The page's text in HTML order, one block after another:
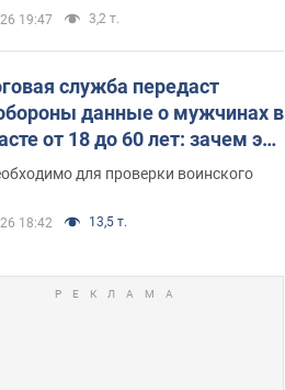
19:47 3,2 т.
служба передаст
данные о мужчинах в
от 18 до 60 лет: зачем это
для проверки воинского
18:42 13,5 т.